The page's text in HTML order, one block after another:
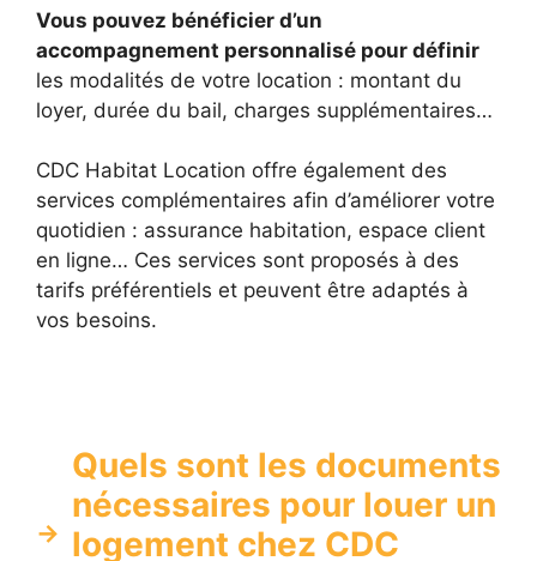
Vous pouvez bénéficier d’un
accompagnement personnalisé pour définir
les modalités de votre location : montant du
loyer, durée du bail, charges supplémentaires…
CDC Habitat Location offre également des
services complémentaires afin d’améliorer votre
quotidien : assurance habitation, espace client
en ligne… Ces services sont proposés à des
tarifs préférentiels et peuvent être adaptés à
vos besoins.
Quels sont les documents
nécessaires pour louer un
logement chez CDC